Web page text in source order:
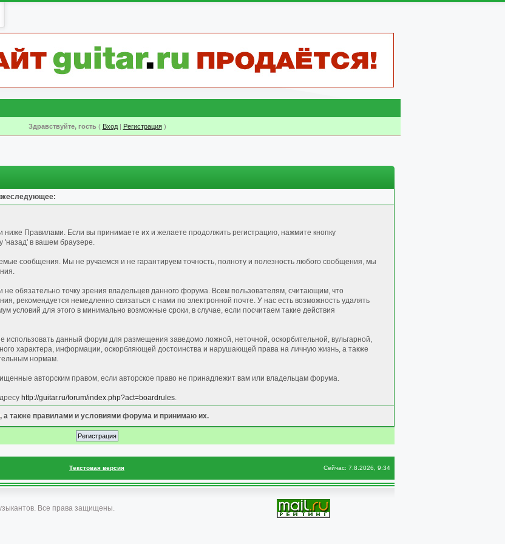
Здравствуйте, гость( Вход| Регистрация)
ниже Правилами. Если вы принимаете их и желаете продолжить регистрацию, нажмите кнопку
'назад' в вашем браузере.
сообщения. Мы не ручаемся и не гарантируем точность, полноту и полезность любого сообщения, мы
обязательно точку зрения владельцев данного форума. Всем пользователям, считающим, что
рекомендуется немедленно связаться с нами по электронной почте. У нас есть возможность удалять
условий для этого в минимально возможные сроки, в случае, если посчитаем такие действия
использовать данный форум для размещения заведомо ложной, неточной, оскорбительной, вульгарной,
характера, информации, оскорбляющей достоинства и нарушающей права на личную жизнь, а также
нормам.
авторским правом, если авторское право не принадлежит вам или владельцам форума.
http://guitar.ru/forum/index.php?act=boardrules.
, а также правилами и условиями форума и принимаю их.
Текстовая версия Сейчас: 7.8.2026, 9:34
Все права защищены.